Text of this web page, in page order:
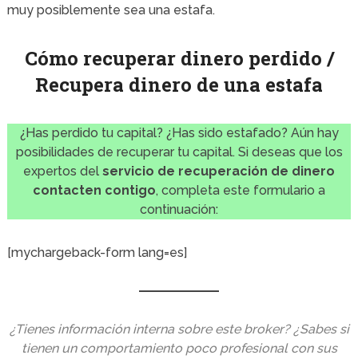
muy posiblemente sea una estafa.
Cómo recuperar dinero perdido /
Recupera dinero de una estafa
¿Has perdido tu capital? ¿Has sido estafado? Aún hay
posibilidades de recuperar tu capital. Si deseas que los
expertos del servicio de recuperación de dinero
contacten contigo, completa este formulario a
continuación:
[mychargeback-form lang=es]
¿Tienes información interna sobre este broker? ¿Sabes si
tienen un comportamiento poco profesional con sus